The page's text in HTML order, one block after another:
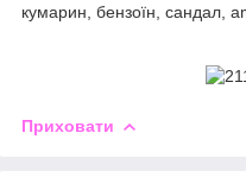
кумарин, бензоїн, сандал,
Приховати